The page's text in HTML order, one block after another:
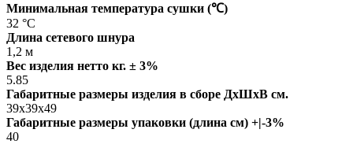
Минимальная температура сушки (℃)
32 °C
Длина сетевого шнура
1,2 м
Вес изделия нетто кг. ± 3%
5.85
Габаритные размеры изделия в сборе ДxШxВ см.
39x39x49
Габаритные размеры упаковки (длина см) +|-3%
40